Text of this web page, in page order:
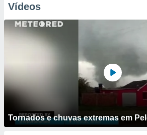
Vídeos
Tornados e chuvas extremas em